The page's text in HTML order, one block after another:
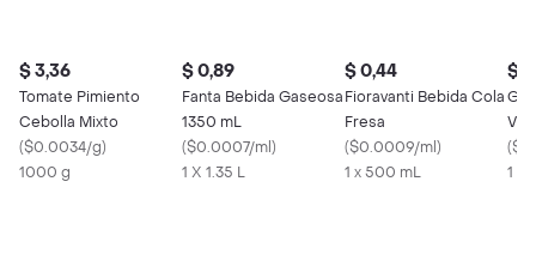
$ 3,36
Tomate Pimiento
Cebolla Mixto
($0.0034/g)
1000 g
$ 0,89
Fanta Bebida Gaseosa
1350 mL
($0.0007/ml)
1 X 1.35 L
$ 0,44
Fioravanti Bebida Cola
Fresa
($0.0009/ml)
1 x 500 mL
$
(
1 x